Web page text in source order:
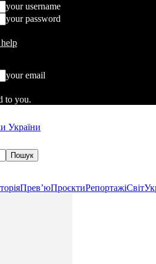
your username
your password
your email
to you.
України
Прев’юПроєктиРепортажіСвіт